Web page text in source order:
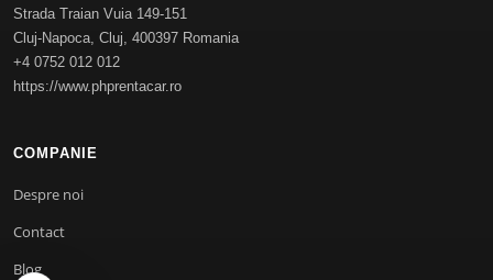
Strada Traian Vuia 149-151
Cluj-Napoca Cluj 400397 Romania
+4 0752 012 012
https://www.phprentacar.ro
COMPANIE
Despre noi
Contact
Blog